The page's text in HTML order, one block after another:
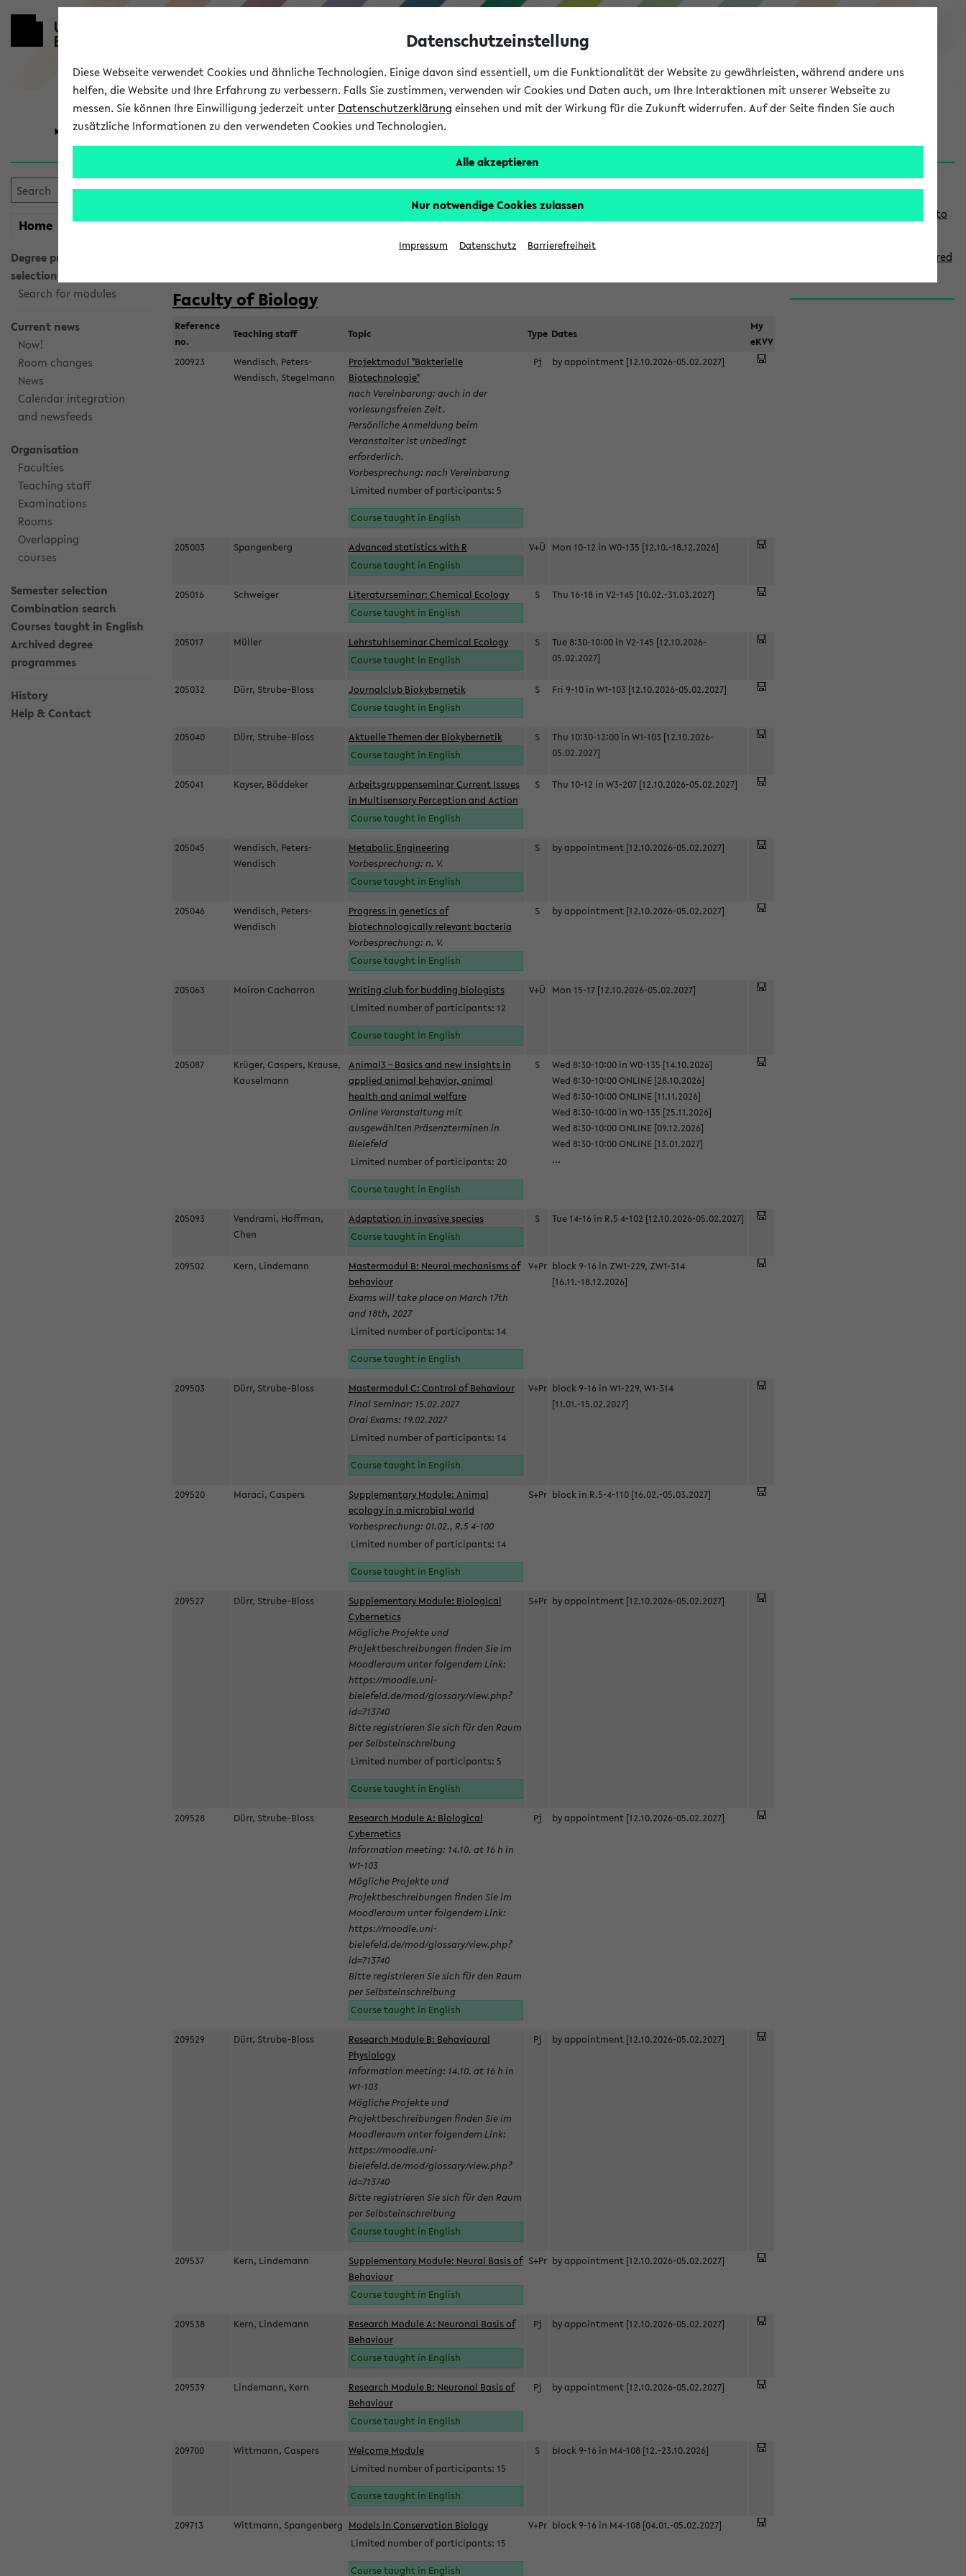
eKVV
University Research Studies
Home myeKVV
Degree programme
selection
Search for modules
Current news
Now!
Room changes
News
Calendar integration
and newsfeeds
Organisation
Faculties
Teaching staff
Examinations
Rooms
Overlapping
courses
Semester selection
Combination search
Courses taught in English
Archived degree
programmes
History
Help & Contact
Courses taught in English
Semester:
Faculty of Biology
Reference
no.
Teaching staff Topic Type Dates
My
eKVV
200923
Wendisch, Peters-
Wendisch, Stegelmann
Projektmodul "Bakterielle
Biotechnologie"
nach Vereinbarung; auch in der
vorlesungsfreien Zeit.
Persönliche Anmeldung beim
Veranstalter ist unbedingt
erforderlich.
Vorbesprechung: nach Vereinbarung
Limited number of participants: 5
Course taught in English
Pj by appointment [12.10.2026-05.02.2027]
205003 Spangenberg
Advanced statistics with R
Course taught in English
V+Ü Mon 10-12 in W0-135 [12.10.-18.12.2026]
205016 Schweiger
Literaturseminar: Chemical Ecology
Course taught in English
S Thu 16-18 in V2-145 [10.02.-31.03.2027]
205017 Müller
Lehrstuhlseminar Chemical Ecology
Course taught in English
S
Tue 8:30-10:00 in V2-145 [12.10.2026-
05.02.2027]
205032 Dürr, Strube-Bloss
Journalclub Biokybernetik
Course taught in English
S Fri 9-10 in W1-103 [12.10.2026-05.02.2027]
205040 Dürr, Strube-Bloss
Aktuelle Themen der Biokybernetik
Course taught in English
S
Thu 10:30-12:00 in W1-103 [12.10.2026-
05.02.2027]
205041 Kayser, Böddeker
Arbeitsgruppenseminar Current Issues
in Multisensory Perception and Action
Course taught in English
S Thu 10-12 in W3-207 [12.10.2026-05.02.2027]
205045
Wendisch, Peters-
Wendisch
Metabolic Engineering
Vorbesprechung: n. V.
Course taught in English
S by appointment [12.10.2026-05.02.2027]
205046
Wendisch, Peters-
Wendisch
Progress in genetics of
biotechnologically relevant bacteria
Vorbesprechung: n. V.
Course taught in English
S by appointment [12.10.2026-05.02.2027]
205063 Moiron Cacharron
Writing club for budding biologists
Limited number of participants: 12
Course taught in English
V+Ü Mon 15-17 [12.10.2026-05.02.2027]
205087
Krüger, Caspers, Krause,
Kauselmann
Animal3 – Basics and new insights in
applied animal behavior, animal
health and animal welfare
Online Veranstaltung mit
ausgewählten Präsenzterminen in
Bielefeld
Limited number of participants: 20
Course taught in English
S
Wed 8:30-10:00 in W0-135 [14.10.2026]
Wed 8:30-10:00 ONLINE [28.10.2026]
Wed 8:30-10:00 ONLINE [11.11.2026]
Wed 8:30-10:00 in W0-135 [25.11.2026]
Wed 8:30-10:00 ONLINE [09.12.2026]
Wed 8:30-10:00 ONLINE [13.01.2027]
...
205093
Vendrami, Hoffman,
Chen
Adaptation in invasive species
Course taught in English
S Tue 14-16 in R.5 4-102 [12.10.2026-05.02.2027]
209502 Kern, Lindemann
Mastermodul B: Neural mechanisms of
behaviour
Exams will take place on March 17th
and 18th, 2027
Limited number of participants: 14
Course taught in English
V+Pr block 9-16 in ZW1-229, ZW1-314
[16.11.-18.12.2026]
209503 Dürr, Strube-Bloss
Mastermodul C: Control of Behaviour
Final Seminar: 15.02.2027
Oral Exams: 19.02.2027
Limited number of participants: 14
Course taught in English
V+Pr block 9-16 in W1-229, W1-314
[11.01.-15.02.2027]
209520 Maraci, Caspers
Supplementary Module: Animal
ecology in a microbial world
Vorbesprechung: 01.02., R.5 4-100
Limited number of participants: 14
Course taught in English
S+Pr block in R.5-4-110 [16.02.-05.03.2027]
209527 Dürr, Strube-Bloss
Supplementary Module: Biological
Cybernetics
Mögliche Projekte und
Projektbeschreibungen finden Sie im
Moodleraum unter folgendem Link:
https://moodle.uni-
bielefeld.de/mod/glossary/view.php?
id=713740
Bitte registrieren Sie sich für den Raum
per Selbsteinschreibung
Limited number of participants: 5
Course taught in English
S+Pr by appointment [12.10.2026-05.02.2027]
209528 Dürr, Strube-Bloss
Research Module A: Biological
Cybernetics
Information meeting: 14.10. at 16 h in
W1-103
Mögliche Projekte und
Projektbeschreibungen finden Sie im
Moodleraum unter folgendem Link:
https://moodle.uni-
bielefeld.de/mod/glossary/view.php?
id=713740
Bitte registrieren Sie sich für den Raum
per Selbsteinschreibung
Course taught in English
Pj by appointment [12.10.2026-05.02.2027]
209529 Dürr, Strube-Bloss
Research Module B: Behavioural
Physiology
Information meeting: 14.10. at 16 h in
W1-103
Mögliche Projekte und
Projektbeschreibungen finden Sie im
Moodleraum unter folgendem Link:
https://moodle.uni-
bielefeld.de/mod/glossary/view.php?
id=713740
Bitte registrieren Sie sich für den Raum
per Selbsteinschreibung
Course taught in English
Pj by appointment [12.10.2026-05.02.2027]
209537 Kern, Lindemann
Supplementary Module: Neural Basis of
Behaviour
Course taught in English
S+Pr by appointment [12.10.2026-05.02.2027]
209538 Kern, Lindemann
Research Module A: Neuronal Basis of
Behaviour
Course taught in English
Pj by appointment [12.10.2026-05.02.2027]
209539 Lindemann, Kern
Research Module B: Neuronal Basis of
Behaviour
Course taught in English
Pj by appointment [12.10.2026-05.02.2027]
209700 Wittmann, Caspers
Welcome Module
Limited number of participants: 15
Course taught in English
S block 9-16 in M4-108 [12.-23.10.2026]
209713 Wittmann, Spangenberg Models in Conservation Biology
Limited number of participants: 15
Course taught in English
V+Pr block 9-16 in M4-108 [04.01.-05.02.2027]
S
d
Links
Use the combination search to
How to indicate courses offered
Datenschutzeinstellung
Diese Webseite verwendet Cookies und ähnliche Technologien. Einige davon sind essentiell, um die Funktionalität der Website zu gewährleisten, während andere uns
helfen, die Website und Ihre Erfahrung zu verbessern. Falls Sie zustimmen, verwenden wir Cookies und Daten auch, um Ihre Interaktionen mit unserer Webseite zu
messen. Sie können Ihre Einwilligung jederzeit unter Datenschutzerklärung einsehen und mit der Wirkung für die Zukunft widerrufen. Auf der Seite finden Sie auch
zusätzliche Informationen zu den verwendeten Cookies und Technologien.
Alle akzeptieren
Nur notwendige Cookies zulassen
Impressum Datenschutz Barrierefreiheit